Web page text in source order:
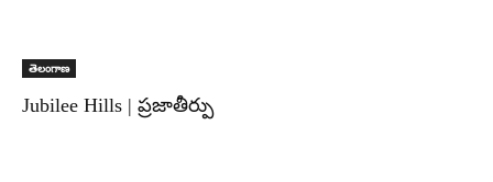
తెలంగాణ
Jubilee Hills | ప్రజాతీర్పు